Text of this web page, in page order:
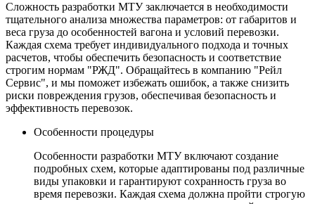
Сложность разработки МТУ заключается в необходимости
тщательного анализа множества параметров: от габаритов и
веса груза до особенностей вагона и условий перевозки.
Каждая схема требует индивидуального подхода и точных
расчетов, чтобы обеспечить безопасность и соответствие
строгим нормам "РЖД". Обращайтесь в компанию "Рейл
Сервис", и мы поможет избежать ошибок, а также снизить
риски повреждения грузов, обеспечивая безопасность и
эффективность перевозок.
Особенности процедуры
Особенности разработки МТУ включают создание
подробных схем, которые адаптированы под различные
виды упаковки и гарантируют сохранность груза во
время перевозки. Каждая схема должна пройти строгую